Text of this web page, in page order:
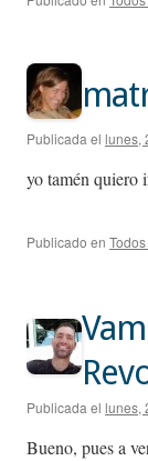
Publicada el lunes,
yo tamén
Publicado en
Publicada el lunes,
Bueno, pues a